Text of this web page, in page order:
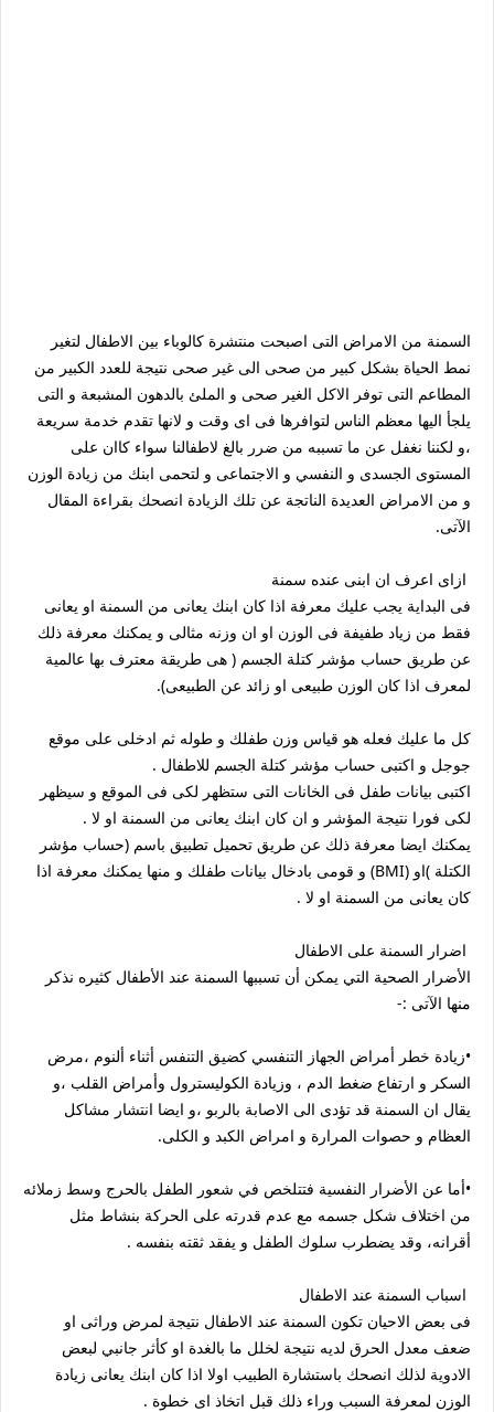
السمنة من الامراض التى اصبحت منتشرة كالوباء بين الاطفال لتغير
نمط الحياة بشكل كبير من صحى الى غير صحى نتيجة للعدد الكبير من
المطاعم التى توفر الاكل الغير صحى و الملئ بالدهون المشبعة و التى
يلجأ اليها معظم الناس لتوافرها فى اى وقت و لانها تقدم خدمة سريعة
،و لكننا نغفل عن ما تسببه من ضرر بالغ لاطفالنا سواء كاان على
المستوى الجسدى و النفسي و الاجتماعى و لتحمى ابنك من زيادة الوزن
و من الامراض العديدة الناتجة عن تلك الزيادة انصحك بقراءة المقال
الآتى.
ازاى اعرف ان ابنى عنده سمنة
فى البداية يجب عليك معرفة اذا كان ابنك يعانى من السمنة او يعانى
فقط من زياد طفيفة فى الوزن او ان وزنه مثالى و يمكنك معرفة ذلك
عن طريق حساب مؤشر كتلة الجسم ( هى طريقة معترف بها عالمية
لمعرف اذا كان الوزن طبيعى او زائد عن الطبيعى).
كل ما عليك فعله هو قياس وزن طفلك و طوله ثم ادخلى على موقع
جوجل و اكتبى حساب مؤشر كتلة الجسم للاطفال .
اكتبى بيانات طفل فى الخانات التى ستظهر لكى فى الموقع و سيظهر
لكى فورا نتيجة المؤشر و ان كان ابنك يعانى من السمنة او لا .
يمكنك ايضا معرفة ذلك عن طريق تحميل تطبيق باسم (حساب مؤشر
الكتلة )او (BMI) و قومى بادخال بيانات طفلك و منها يمكنك معرفة اذا
كان يعانى من السمنة او لا .
اضرار السمنة على الاطفال
الأضرار الصحية التي يمكن أن تسببها السمنة عند الأطفال كثيره نذكر
منها الآتى :-
•زيادة خطر أمراض الجهاز التنفسي كضيق التنفس أثناء ألنوم ،مرض
السكر و ارتفاع ضغط الدم ، وزيادة الكوليسترول وأمراض القلب ،و
يقال ان السمنة قد تؤدى الى الاصابة بالربو ،و ايضا انتشار مشاكل
العظام و حصوات المرارة و امراض الكبد و الكلى.
•أما عن الأضرار النفسية فتتلخص في شعور الطفل بالحرج وسط زملائه
من اختلاف شكل جسمه مع عدم قدرته على الحركة بنشاط مثل
أقرانه، وقد يضطرب سلوك الطفل و يفقد ثقته بنفسه .
اسباب السمنة عند الاطفال
فى بعض الاحيان تكون السمنة عند الاطفال نتيجة لمرض وراثى او
ضعف معدل الحرق لديه نتيجة لخلل ما بالغدة او كأثر جانبي لبعض
الادوية لذلك انصحك باستشارة الطبيب اولا اذا كان ابنك يعانى زيادة
الوزن لمعرفة السبب وراء ذلك قبل اتخاذ اى خطوة .